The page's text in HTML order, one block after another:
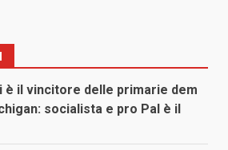
è il vincitore delle primarie dem
socialista e pro Pal è il